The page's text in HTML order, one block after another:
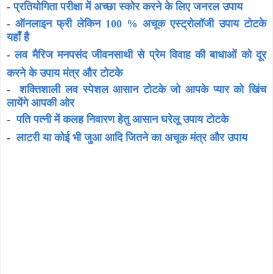
-प्रतियोगिता परीक्षा में अच्छा स्कोर करने के लिए जनरल उपाय
- ऑनलाइन फ्री लेकिन 100 % अचूक एस्ट्रोलॉजी उपाय टोटके
यहाँ है
-लव मैरिज मनपसंद जीवनसाथी से प्रेम विवाह की बाधाओं को दूर
करने के उपाय मंत्र और टोटके
-शक्तिशाली लव स्पेशल आसान टोटके जो आपके प्यार को खिंच
लायेंगे आपकी ओर
-पति पत्नी में कलह निवारण हेतु आसान घरेलू उपाय टोटके
-लाटरी या कोई भी जुआ आदि जितने का अचूक मंत्र और उपाय